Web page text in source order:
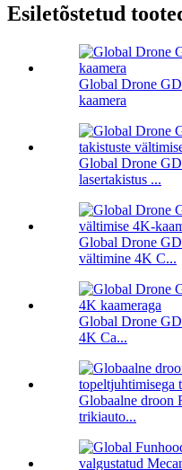
Esiletõstetud
Global Drone
kaamera
Global Drone
lasertakistus ...
Global Drone
vältimine 4K C...
Global Drone
4K Ca...
Globaalne droon
trikiauto...